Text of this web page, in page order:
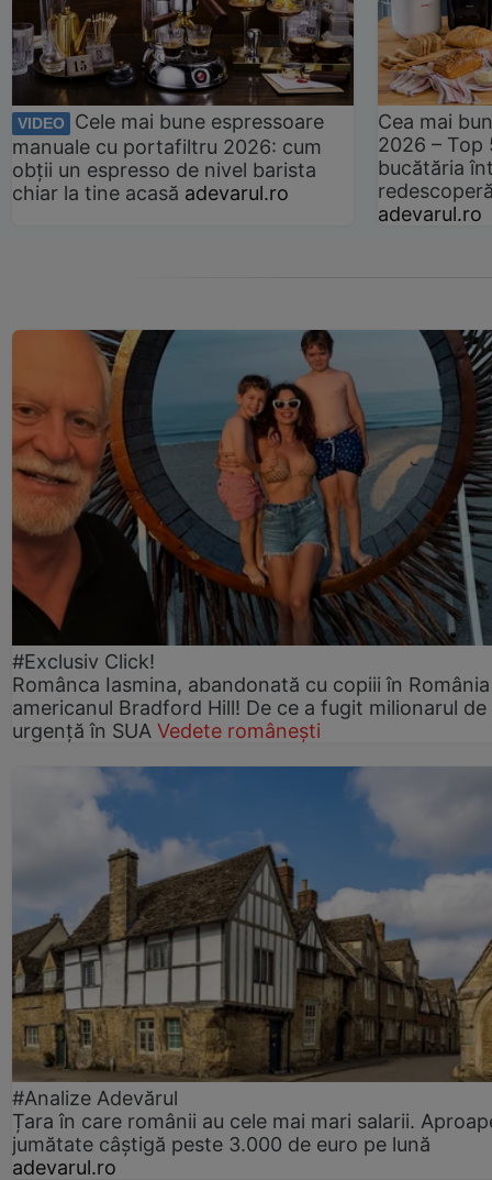
VIDEO
Cele mai bune espressoare
manuale cu portafiltru 2026: cum
obții un espresso de nivel barista
chiar la tine acasă adevarul.ro
Cea mai
2026 –
bucătăria
adevarul.ro
#Exclusiv Click!
Românca Iasmina, abandonată cu copiii în
americanul Bradford Hill! De ce a fugit milionarul de
urgență în SUA Vedete românești
#Analize Adevărul
Țara în care românii au cele mai mari salarii.
jumătate câștigă peste 3.000 de euro pe lună
adevarul.ro